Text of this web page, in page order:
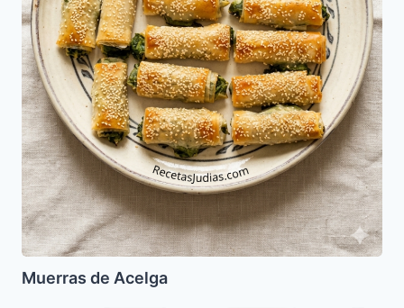
Muerras de Acelga